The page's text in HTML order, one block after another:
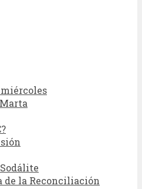
de la Reconciliación